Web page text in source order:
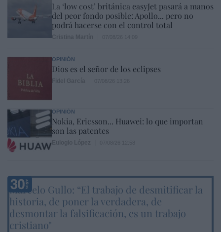
La ‘low cost’ británica easyJet pasará a manos
del peor fondo posible: Apollo... pero no
podrá hacerse con el control total
OPINIÓN
Dios es el señor de los eclipses
OPINIÓN
Nokia, Ericsson... Huawei: lo que importan
son las patentes
Marcelo Gullo: “El trabajo de desmitificar la
historia, de poner la verdadera, de
desmontar la falsificación, es un trabajo
cristiano"